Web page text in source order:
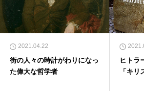
2021.04.22
街の人々の時計がわりになっ
た偉大な哲学者
ヒトラ
「キリ